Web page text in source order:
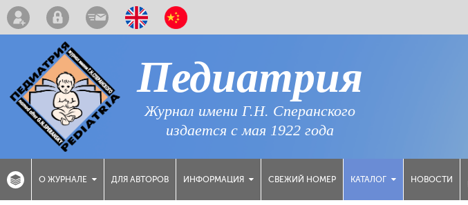
Педиатрия
Журнал имени Г.Н. Сперанского
издается с мая 1922 года
О ЖУРНАЛЕ ДЛЯ АВТОРОВ ИНФОРМАЦИЯ СВЕЖИЙ НОМЕР КАТАЛОГ НОВОСТИ